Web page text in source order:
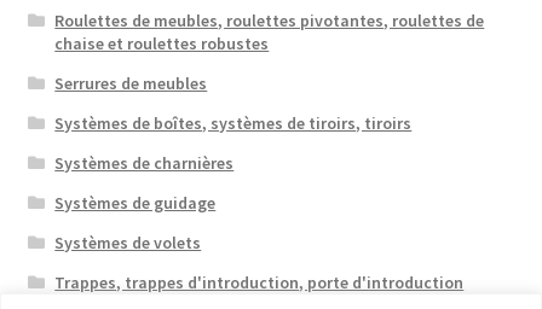
Roulettes de meubles, roulettes pivotantes, roulettes de
chaise et roulettes robustes
Serrures de meubles
Systèmes de boîtes, systèmes de tiroirs, tiroirs
Systèmes de charnières
Systèmes de guidage
Systèmes de volets
Trappes, trappes d'introduction, porte d'introduction